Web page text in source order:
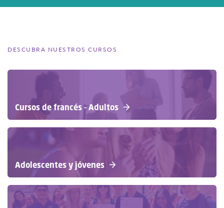
DESCUBRA NUESTROS CURSOS
Cursos de francés - Adultos
Adolescentes y jóvenes